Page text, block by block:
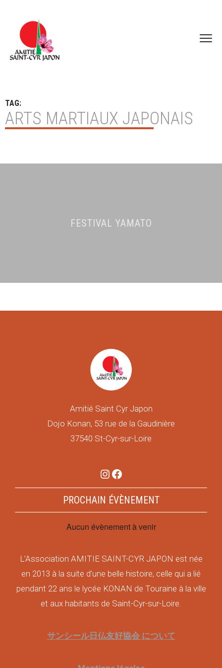
TAG:
ARTS MARTIAUX JAPONAIS
FESTIVAL YAMATO
Amitié Saint Cyr Japon
Dojo Konan, 53 rue de la Gaudinière
37540 St-Cyr-sur-Loire
InstagramFacebook
L’Association AMITIE SAINT-CYR JAPON est née
en 2013 à la suite d’une belle histoire, celle qui a lié
pendant 22 ans le lycée KONAN de Touraine à la ville
et aux habitants de Saint-Cyr-sur-Loire.
サンシール日仏友好協会 について
PROCHAIN ÉVÈNEMENT
Aucun évènement à venir